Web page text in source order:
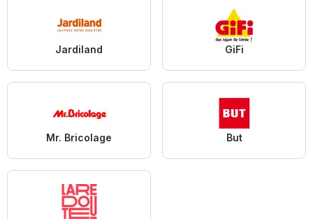
Jardiland GiFi
Mr. Bricolage But